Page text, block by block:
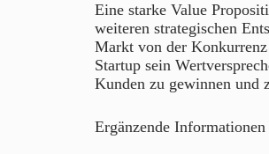
Eine starke Value
weiteren strategischen
Markt von der Konkurrenz
Startup sein
Kunden zu gewinnen und
Ergänzende